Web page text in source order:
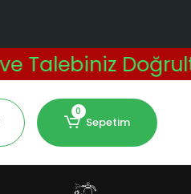
Talebiniz
0
Sepetim